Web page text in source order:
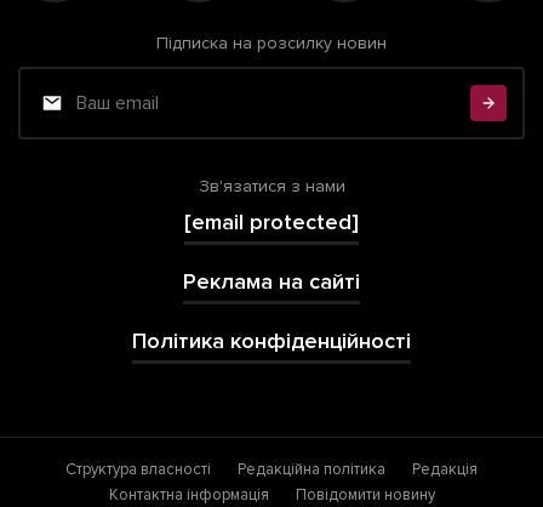
Підписка на розсилку новин
Зв'язатися з нами
[email protected]
Реклама на сайті
Політика конфіденційності
Структура власності Редакційна політика
Редакція
Контактна інформація
Повідомити новину